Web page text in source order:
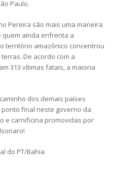
Paulo.
Pereira são mais uma maneira
quem ainda enfrenta a
território amazônico concentrou
De acordo com a
313 vítimas fatais, a maioria
dos demais países
final neste governo da
e carnificina promovidas por
do PT/Bahia